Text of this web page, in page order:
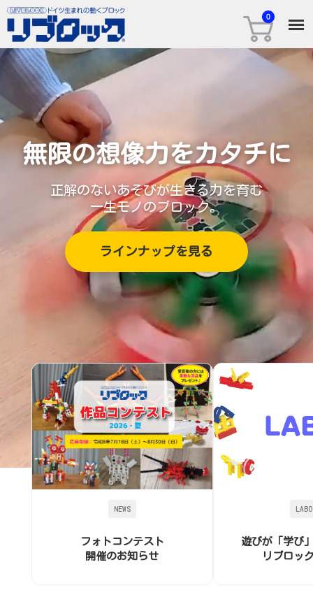
無限の想像力をカタチに
正解のないあそびが生きる力を育む
一生モノのブロック。
ラインナップを見る
NEWS
フォトコンテスト
開催のお知らせ
LABO
遊びが「学び
リブロッ